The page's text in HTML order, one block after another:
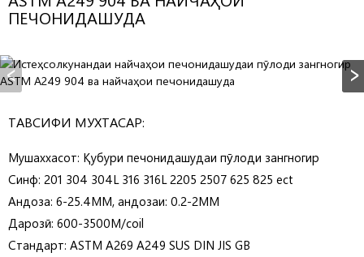
ПЕЧОНИДАШУДА
ТАВСИФИ МУХТАСАР:
Мушаххасот: Қубури печонидашудаи пӯлоди зангногир
Синф: 201 304 304L 316 316L 2205 2507 625 825 ect
Андоза: 6-25.4MM, андозаи: 0.2-2MM
Дарозӣ: 600-3500M/coil
Стандарт: ASTM A269 A249 SUS DIN JIS GB